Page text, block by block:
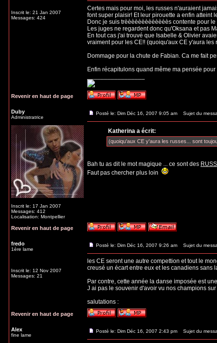
Inscrit le: 21 Jan 2007
Messages: 424
Certes mais pour moi, les russes n'auraient
font super plaisir! Et leur pirouette a enfin atteint
Donc je suis trèèèèèèèèèèèèès contente pour
Les juges ne regardent donc qu'Oksana et pas
En tout cas j'ai trouvé que Isabelle & Olivier
vraiment pour les CE!! (quoiqu'aux CE y'aura
Dommage pour la chute de Fabian. Ca me fait
Enfin récapitulons quand même ma pensée
Revenir en haut de page
Duby
Administratrice
Inscrit le: 17 Jan 2007
Messages: 412
Localisation: Montpellier
Posté le: Dim Déc 16, 2007 9:05 am Sujet du
Katherina a écrit:
(quoiqu'aux CE y'aura les russes... sont
Bah tu as dit le mot magique ... ce sont des
Faut pas chercher plus loin
Revenir en haut de page
fredo
1ère lame
Inscrit le: 12 Nov 2007
Messages: 21
Posté le: Dim Déc 16, 2007 9:26 am Sujet du
les CE seront une autre compettion et tout le
creusé un écart entre eux et les canadiens sans
Par contre, cette année la danse imposée est
J ai pas le souvenir d'avoir vu nos champions
salutations :
Revenir en haut de page
Alex
fine lame
Posté le: Dim Déc 16, 2007 2:43 pm Sujet du